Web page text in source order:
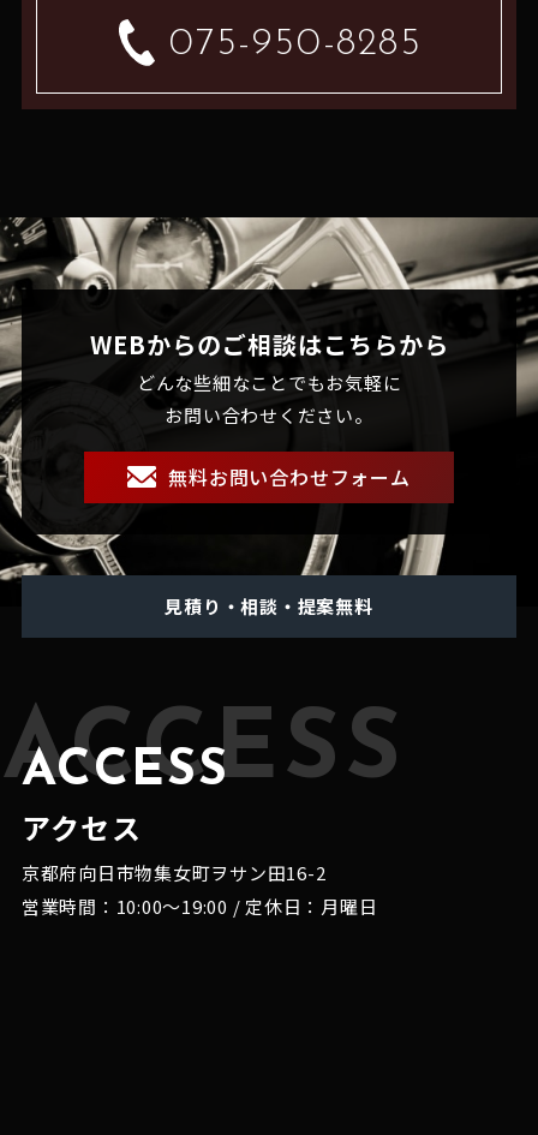
075-950-8285
WEBからのご相談はこちらから
どんな些細なことでもお気軽に
お問い合わせください。
無料お問い合わせフォーム
見積り・相談・提案無料
ACCESS
ACCESS
アクセス
京都府向日市物集女町ヲサン田16-2
営業時間：10:00～19:00 / 定休日：月曜日